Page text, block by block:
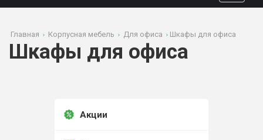
Главная Корпусная мебель Для офиса Шкафы для офиса
Шкафы для офиса
Акции